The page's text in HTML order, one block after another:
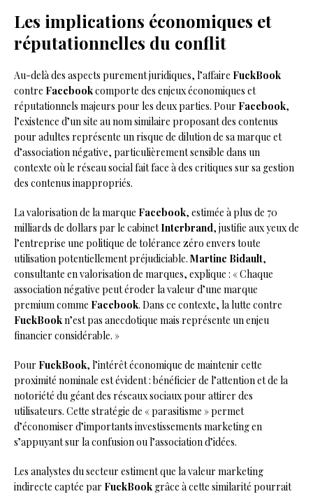
Les implications économiques et
réputationnelles du conflit
Au-delà des aspects purement juridiques, l’affaire FuckBook
contre Facebookcomporte des enjeux économiques et
réputationnels majeurs pour les deux parties. Pour Facebook,
l’existence d’un site au nom similaire proposant des contenus
pour adultes représente un risque de dilution de sa marque et
d’association négative, particulièrement sensible dans un
contexte où le réseau social fait face à des critiques sur sa gestion
des contenus inappropriés.
La valorisation de la marque Facebook, estimée à plus de 70
milliards de dollars par le cabinetInterbrand, justifie aux yeux de
l’entreprise une politique de tolérance zéro envers toute
utilisation potentiellement préjudiciable. Martine Bidault,
consultante en valorisation de marques, explique : « Chaque
association négative peut éroder la valeur d’une marque
premium comme Facebook. Dans ce contexte, la lutte contre
FuckBookn’est pas anecdotique mais représente un enjeu
financier considérable. »
Pour FuckBook, l’intérêt économique de maintenir cette
proximité nominale est évident : bénéficier de l’attention et de la
notoriété du géant des réseaux sociaux pour attirer des
utilisateurs. Cette stratégie de « parasitisme » permet
d’économiser d’importants investissements marketing en
s’appuyant sur la confusion ou l’association d’idées.
Les analystes du secteur estiment que la valeur marketing
indirecte captée par FuckBook grâce à cette similarité pourrait